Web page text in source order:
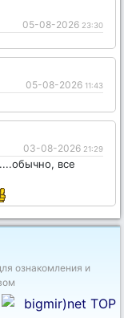
05-08-2026 23:30
05-08-2026 11:43
03-08-2026 21:29
все
ознакомления и